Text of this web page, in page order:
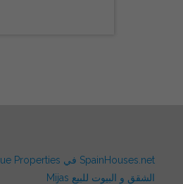
Mijas الشقق و البيوت للبيع